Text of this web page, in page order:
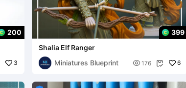
200
3
399
Shalia Elf Ranger
Miniatures Blueprint
 176  6